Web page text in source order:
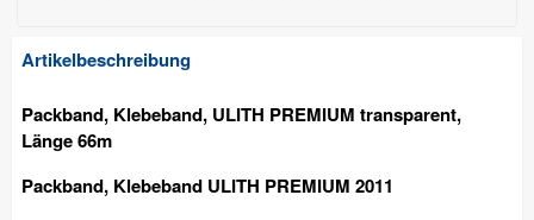
Artikelbeschreibung
Packband, Klebeband, ULITH PREMIUM transparent,
Länge 66m
Packband, Klebeband ULITH PREMIUM 2011